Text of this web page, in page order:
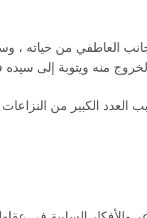
العاطفي من حياته ،
منه ويتوبة إلى
الكبير من